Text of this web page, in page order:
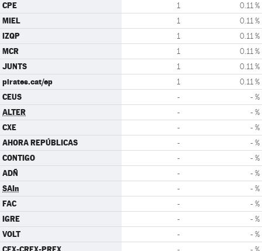
CPE 1 0.11 %
MIEL 1 0.11 %
IZQP 1 0.11 %
MCR 1 0.11 %
JUNTS 1 0.11 %
pirates.cat/ep 1 0.11 %
CEUS - - %
ALTER - - %
CXE - - %
AHORA REPÚBLICAS - - %
CONTIGO - - %
ADÑ - - %
SAIn - - %
FAC - - %
IGRE - - %
VOLT - - %